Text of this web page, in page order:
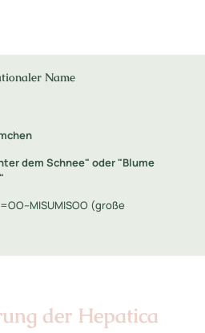
Name
dem Schnee" oder "Blume
MISUMISOO (große
der Hepatica